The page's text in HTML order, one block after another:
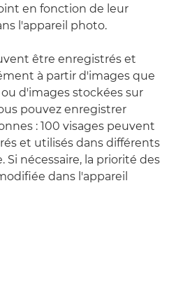
en fonction de leur
l'appareil photo.
être enregistrés et
à partir d'images que
d'images stockées sur
pouvez enregistrer
: 100 visages peuvent
et utilisés dans différents
Si nécessaire, la priorité des
dans l'appareil